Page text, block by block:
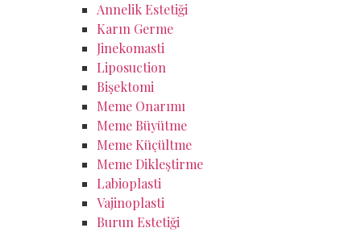
Annelik Estetiği
Karın Germe
Jinekomasti
Liposuction
Bişektomi
Meme Onarımı
Meme Büyütme
Meme Küçültme
Meme Dikleştirme
Labioplasti
Vajinoplasti
Burun Estetiği